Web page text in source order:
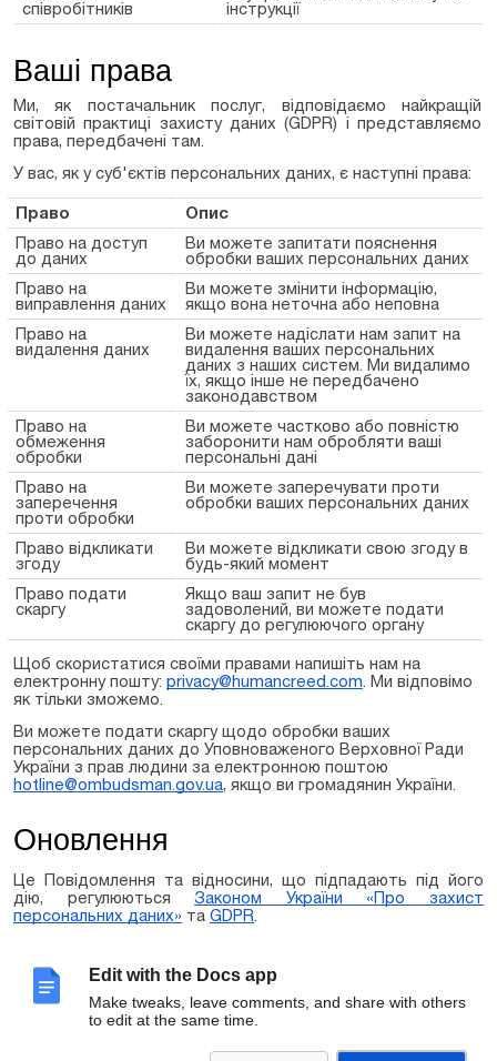
Edit with the Docs app
Make tweaks, leave comments, and share with others
to edit at the same time.
співробітників інструкції
Ваші права
Ми, як постачальник послуг, відповідаємо найкращій
світовій практиці захисту даних (GDPR) і представляємо
права, передбачені там.
У вас, як у суб'єктів персональних даних, є наступні права:
Право
Опис
Право на доступ
до даних
Ви можете запитати пояснення
обробки ваших персональних даних
Право на
виправлення даних
Ви можете змінити інформацію,
якщо вона неточна або неповна
Право на
видалення даних
Ви можете надіслати нам запит на
видалення ваших персональних
даних з наших систем. Ми видалимо
їх, якщо інше не передбачено
законодавством
Право на
обмеження
обробки
Ви можете частково або повністю
заборонити нам обробляти ваші
персональні дані
Право на
заперечення
проти обробки
Ви можете заперечувати проти
обробки ваших персональних даних
Право відкликати
згоду
Ви можете відкликати свою згоду в
будь-який момент
Право подати
скаргу
Якщо ваш запит не був
задоволений, ви можете подати
скаргу до регулюючого органу
Щоб скористатися своїми правами напишіть нам на
електронну пошту: privacy@humancreed.com. Ми відповімо
як тільки зможемо.
Ви можете подати скаргу щодо обробки ваших
персональних даних до Уповноваженого Верховної Ради
України з прав людини за електронною поштою
hotline@ombudsman.gov.ua, якщо ви громадянин України.
Оновлення
Це Повідомлення та відносини, що підпадають під його
дію, регулюютьсяЗаконом України «Про захист
персональних даних» та GDPR.
персональних даних можуть бути змінені. У цьому випадку
ми опублікуємо нову версію Повідомлення на нашому Сайті.
Якщо будуть внесені значні суттєві зміни, які впливають на
відобразивши інформацію на головній сторінці нашого